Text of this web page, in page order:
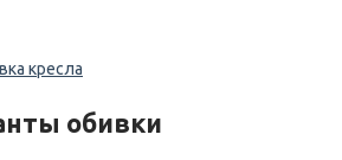
кресла
обивки